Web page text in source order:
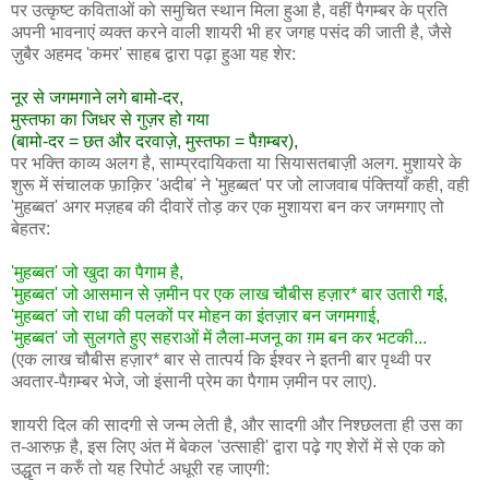
पर उत्कृष्ट कविताओं को समुचित स्थान मिला हुआ है, वहीं पैगम्बर के प्रति
अपनी भावनाएं व्यक्त करने वाली शायरी भी हर जगह पसंद की जाती है, जैसे
ज़ुबैर अहमद 'कमर' साहब द्वारा पढ़ा हुआ यह शेर:
नूर से जगमगाने लगे बामो-दर,
मुस्तफा का जिधर से गुज़र हो गया
(बामो-दर = छत और दरवाज़े, मुस्तफा = पैग़म्बर),
पर भक्ति काव्य अलग है, साम्प्रदायिकता या सियासतबाज़ी अलग. मुशायरे के
शुरू में संचालक फ़ाक़िर 'अदीब' ने 'मुहब्बत' पर जो लाजवाब पंक्तियाँ कही, वही
'मुहब्बत' अगर मज़हब की दीवारें तोड़ कर एक मुशायरा बन कर जगमगाए तो
बेहतर:
'मुहब्बत' जो खुदा का पैगाम है,
'मुहब्बत' जो आसमान से ज़मीन पर एक लाख चौबीस हज़ार* बार उतारी गई,
'मुहब्बत' जो राधा की पलकों पर मोहन का इंतज़ार बन जगमगाई,
'मुहब्बत' जो सुलगते हुए सहराओं में लैला-मजनू का ग़म बन कर भटकी...
(एक लाख चौबीस हज़ार* बार से तात्पर्य कि ईश्वर ने इतनी बार पृथ्वी पर
अवतार-पैग़म्बर भेजे, जो इंसानी प्रेम का पैगाम ज़मीन पर लाए).
शायरी दिल की सादगी से जन्म लेती है, और सादगी और निश्छलता ही उस का
त-आरुफ़ है, इस लिए अंत में बेकल 'उत्साही' द्वारा पढ़े गए शेरों में से एक को
उद्धृत न करुँ तो यह रिपोर्ट अधूरी रह जाएगी: